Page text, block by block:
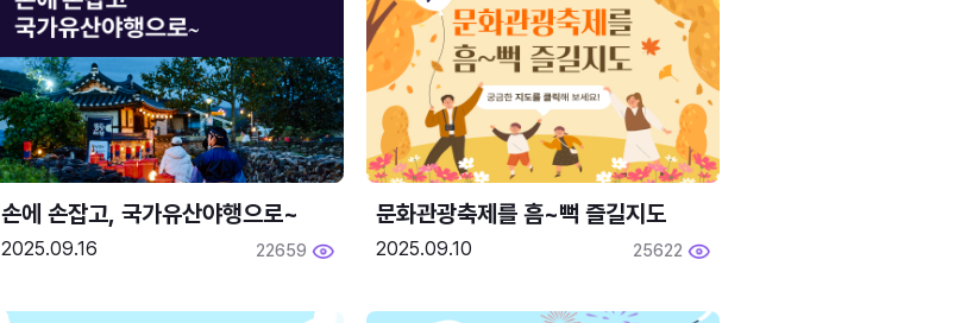
손에 손잡고, 국가유산야행으로~
2025.09.16 22659
문화관광축제를 흠~뻑 즐길지도
2025.09.10 25622